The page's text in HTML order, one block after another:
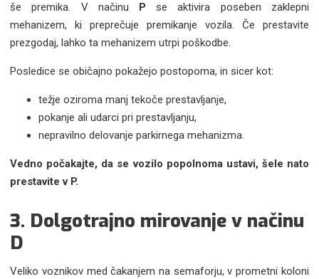
še premika. V načinu P se aktivira poseben zaklepni
mehanizem, ki preprečuje premikanje vozila. Če prestavite
prezgodaj, lahko ta mehanizem utrpi poškodbe.
Posledice se običajno pokažejo postopoma, in sicer kot:
težje oziroma manj tekoče prestavljanje,
pokanje ali udarci pri prestavljanju,
nepravilno delovanje parkirnega mehanizma.
Vedno počakajte, da se vozilo popolnoma ustavi, šele nato
prestavite v P.
3. Dolgotrajno mirovanje v načinu
D
Veliko voznikov med čakanjem na semaforju, v prometni koloni